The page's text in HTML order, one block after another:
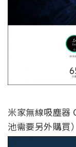
米家無線吸塵器
池需要另外購買